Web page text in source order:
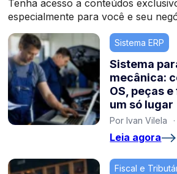
Tenha acesso a conteúdos
especialmente para você e seu
Sistema ERP
Sistema
mecânica:
OS, peças
um só lugar
Por Ivan Vilela ·
Leia agora
Fiscal e